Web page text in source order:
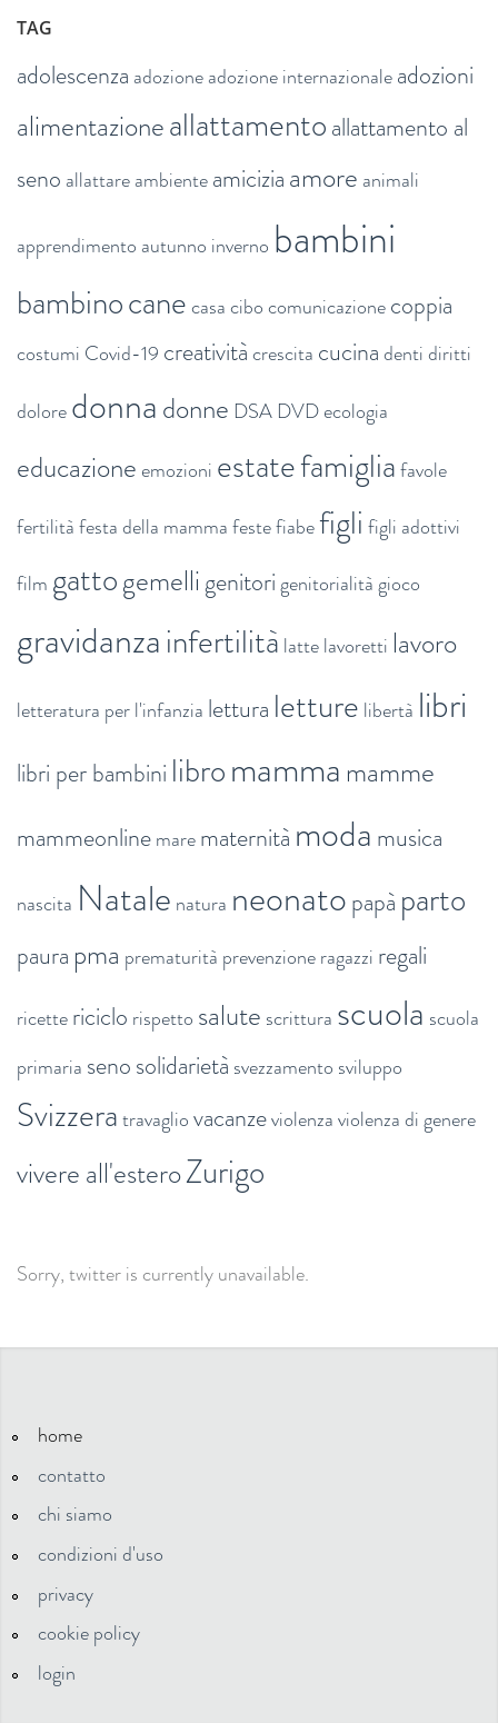
TAG
adolescenza adozioneadozione internazionaleadozioni
alimentazioneallattamentoallattamento al
seno allattareambienteamiciziaamore animali
apprendimento autunno inverno bambini
bambinocanecasacibocomunicazionecoppia
costumi Covid-19 creativitàcrescita cucinadentidiritti
doloredonnadonne DSA DVDecologia
educazioneemozioni estatefamigliafavole
fertilitàfesta della mammafestefiabefigli figli adottivi
film gattogemelligenitorigenitorialitàgioco
gravidanzainfertilità lattelavoretti lavoro
letteratura per l'infanzia lettura letture libertà libri
libri per bambini libromamma mamme
mammeonlinemarematernità moda musica
nascita Natale natura neonatopapà parto
paura pma prematurità prevenzioneragazzi regali
ricettericiclo rispetto salute scrittura scuola scuola
primaria senosolidarietà svezzamento sviluppo
Svizzeratravagliovacanzeviolenzaviolenza di genere
vivere all'esteroZurigo
Sorry, twitter is currently unavailable.
home
contatto
chi siamo
condizioni d'uso
privacy
cookie policy
login